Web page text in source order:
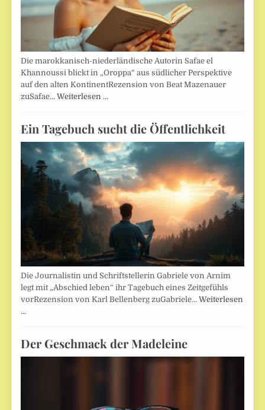
Die marokkanisch-niederländische Autorin Safae el
Khannoussi blickt in „Oroppa“ aus südlicher Perspektive
auf den alten KontinentRezension von Beat Mazenauer
zuSafae…Weiterlesen …
Ein Tagebuch sucht die Öffentlichkeit
Die Journalistin und Schriftstellerin Gabriele von Arnim
legt mit „Abschied leben“ ihr Tagebuch eines Zeitgefühls
vorRezension von Karl Bellenberg zuGabriele…Weiterlesen
…
Der Geschmack der Madeleine